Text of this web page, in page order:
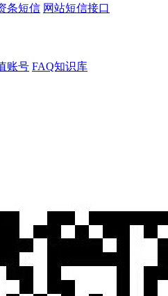
条短信 网站短信接口
账号 FAQ知识库